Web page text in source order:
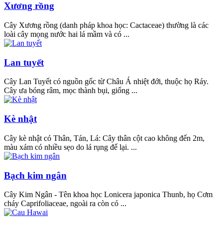
Xương rồng
Cây Xương rồng (danh pháp khoa học: Cactaceae) thường là các
loài cây mọng nước hai lá mầm và có ...
Lan tuyết
Cây Lan Tuyết có nguồn gốc từ Châu Á nhiệt đới, thuộc họ Ráy.
Cây ưa bóng râm, mọc thành bụi, giống ...
Kè nhật
Cây kè nhật có Thân, Tán, Lá: Cây thân cột cao không đến 2m,
màu xám có nhiều sẹo do lá rụng để lại. ...
Bạch kim ngân
Cây Kim Ngân - Tên khoa học Lonicera japonica Thunb, họ Cơm
cháy Caprifoliaceae, ngoài ra còn có ...